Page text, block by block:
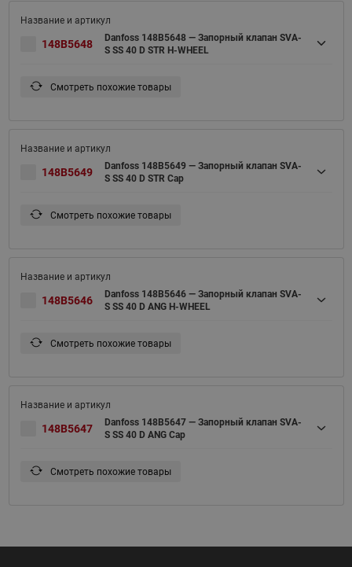
148B5648
Danfoss 148B5648 — Запорный клапан SVA-
S SS 40 D STR H-WHEEL
Смотреть похожие товары
148B5649
Danfoss 148B5649 — Запорный клапан SVA-
S SS 40 D STR Cap
Смотреть похожие товары
148B5646
Danfoss 148B5646 — Запорный клапан SVA-
S SS 40 D ANG H-WHEEL
Смотреть похожие товары
148B5647
Danfoss 148B5647 — Запорный клапан SVA-
S SS 40 D ANG Cap
Смотреть похожие товары